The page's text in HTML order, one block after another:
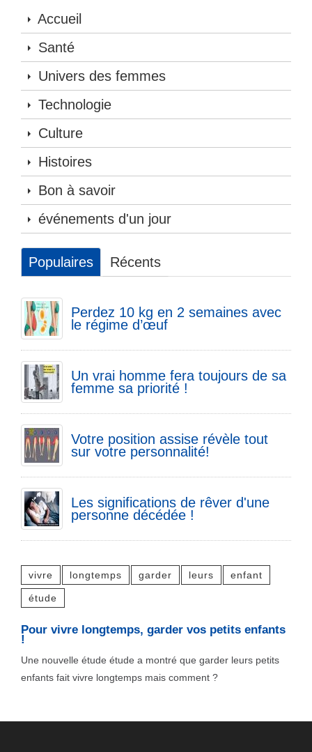
Accueil
Santé
Univers des femmes
Technologie
Culture
Histoires
Bon à savoir
événements d'un jour
Populaires Récents
Perdez 10 kg en 2 semaines avec
le régime d’œuf
Un vrai homme fera toujours de sa
femme sa priorité !
Votre position assise révèle tout
sur votre personnalité!
Les significations de rêver d'une
personne décédée !
vivre longtemps garder leurs enfant
étude
Pour vivre longtemps, garder vos petits enfants
!
Une nouvelle étude étude a montré que garder leurs petits
enfants fait vivre longtemps mais comment ?